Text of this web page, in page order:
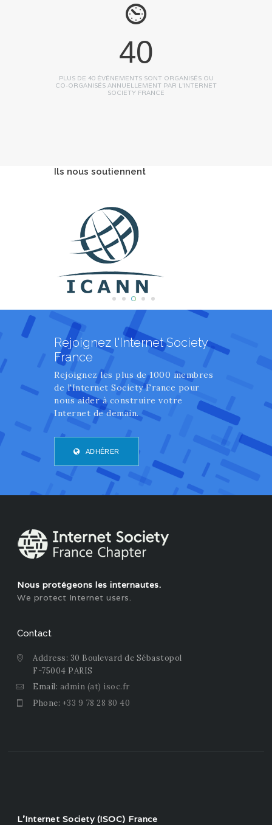
40
PLUS DE 40 ÉVÉNEMENTS SONT ORGANISÉS OU
CO-ORGANISÉS ANNUELLEMENT PAR L'INTERNET
SOCIETY FRANCE
Ils nous soutiennent
Rejoignez l'Internet Society
France
Rejoignez les plus de 1000 membres
de l'Internet Society France pour
nous aider à construire votre
Internet de demain.
ADHÉRER
Nous protégeons les internautes.
We protect Internet users.
Contact
Address: 30 Boulevard de Sébastopol
F-75004 PARIS
Email: admin (at) isoc.fr
Phone: +33 9 78 28 80 40
L'Internet Society (ISOC) France